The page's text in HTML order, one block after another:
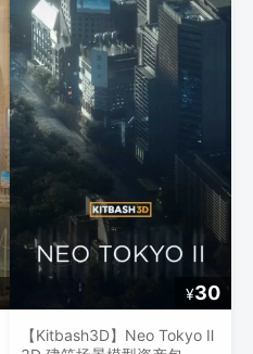
¥30
【Kitbash3D】Neo Tokyo Ⅱ